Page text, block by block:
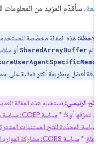
، سأقدّم المزيد من المعلومات
ملاحظة:هذه المقالة مخصّصة للمستخدمين
SharedArrayBufferأو سلاسل WebAssembly أو
بدقة أفضل وبطريقة أكثر فعالية على
الرئيسي:تستخدم هذه المقالة العديد
لنعرّفها أولاً: *سياسة COEP: سياسة مُضمِّن عناوين URL التابعة للنطاق نفسه
*سياسة CORS: مشاركة الموارد المشتركة النطاق